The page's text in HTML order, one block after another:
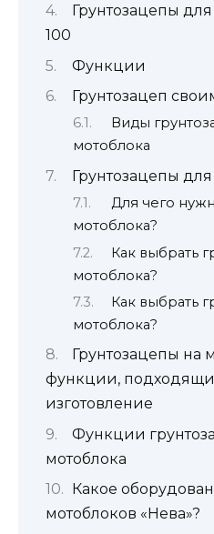
Грунтозацепы
100
Функции
Грунтозацеп
Виды
мотоблока
Грунтозацепы
Для чего
мотоблока?
Как выбрать
мотоблока?
Как выбрать
мотоблока?
Грунтозацепы на
функции,
изготовление
Функции
мотоблока
Какое
мотоблоков «Нева»?